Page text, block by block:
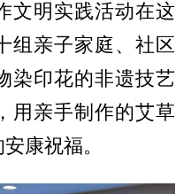
文明实践活动在这
组亲子家庭、社区
染印花的非遗技艺
用亲手制作的艾草
康祝福。